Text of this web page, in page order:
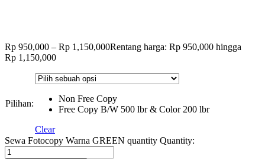
Rp 950,000 – Rp 1,150,000Rentang harga: Rp 950,000 hingga
Rp 1,150,000
Pilihan:
Non Free Copy
Free Copy B/W 500 lbr & Color 200 lbr
Clear
Sewa Fotocopy Warna GREEN quantity Quantity: